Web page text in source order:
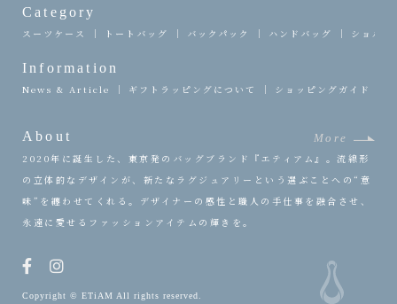
About
More
2020年に誕生した、東京発のバッグブランド『エティアム』。流線形
の立体的なデザインが、新たなラグジュアリーという選ぶことへの“意
味”を纏わせてくれる。デザイナーの感性と職人の手仕事を融合させ、
永遠に愛せるファッションアイテムの輝きを。
Information
News & Article ギフトラッピングについて ショッピングガイド
Category
スーツケース トートバッグ バックパック ハンドバッグ ショル
Copyright © ETiAM All rights reserved.